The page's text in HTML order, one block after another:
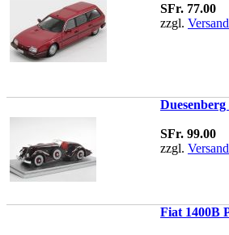
SFr. 77.00
zzgl.
SFr. 99.00
zzgl.
Fiat 1400B